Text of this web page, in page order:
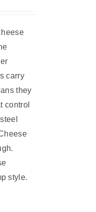
carry
they
control
style.